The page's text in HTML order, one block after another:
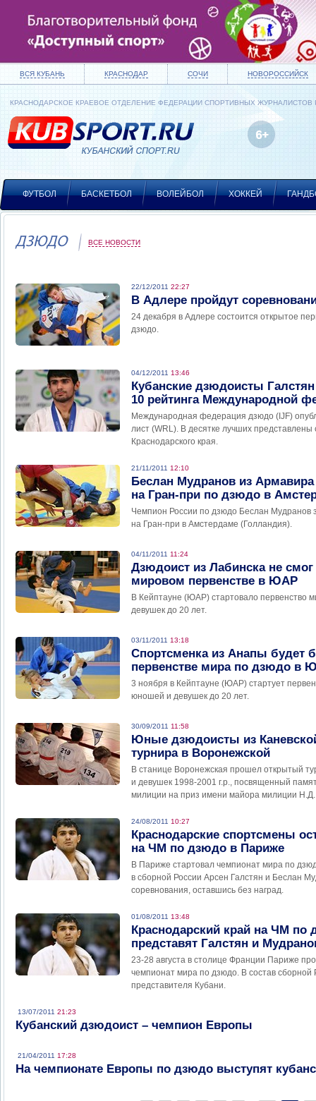
ВСЯ КУБАНЬ КРАСНОДАР СОЧИ НОВОРОССИЙСК
КРАСНОДАРСКОЕ КРАЕВОЕ ОТДЕЛЕНИЕ ФЕДЕРАЦИИ СПОРТИВНЫХ ЖУРНАЛИСТОВ
ФУТБОЛ БАСКЕТБОЛ ВОЛЕЙБОЛ ХОККЕЙ
ДЗЮДО ВСЕ НОВОСТИ
22/12/2011 22:27
В Адлере пройдут
24 декабря в Адлере состоится открытое
дзюдо.
04/12/2011 13:46
Кубанские дзюдоисты
10 рейтинга Международной
Международная федерация дзюдо (IJF)
лист (WRL). В десятке лучших
Краснодарского края.
21/11/2011 12:10
Беслан Мудранов из
на Гран-при по дзюдо в
Чемпион России по дзюдо Беслан Мудранов
на Гран-при в Амстердаме (Голландия).
04/11/2011 11:24
Дзюдоист из Лабинска не
мировом первенстве в ЮАР
В Кейптауне (ЮАР) стартовало первенство
девушек до 20 лет.
03/11/2011 13:18
Спортсменка из Анапы будет
первенстве мира по дзюдо в
3 ноября в Кейптауне (ЮАР) стартует
юношей и девушек до 20 лет.
30/09/2011 11:58
Юные дзюдоисты из
турнира в Воронежской
В станице Воронежская прошел открытый
и девушек 1998-2001 г.р., посвященный
милиции на приз имени майора милиции
24/08/2011 10:27
Краснодарские спортсмены
на ЧМ по дзюдо в Париже
В Париже стартовал чемпионат мира по
в сборной России Арсен Галстян и Беслан
соревнования, оставшись без наград.
01/08/2011 13:48
Краснодарский край на ЧМ по
представят Галстян и
23-28 августа в столице Франции Париже
чемпионат мира по дзюдо. В состав сборной
представителя Кубани.
13/07/2011 21:23
Кубанский дзюдоист – чемпион Европы
21/04/2011 17:28
На чемпионате Европы по дзюдо выступят